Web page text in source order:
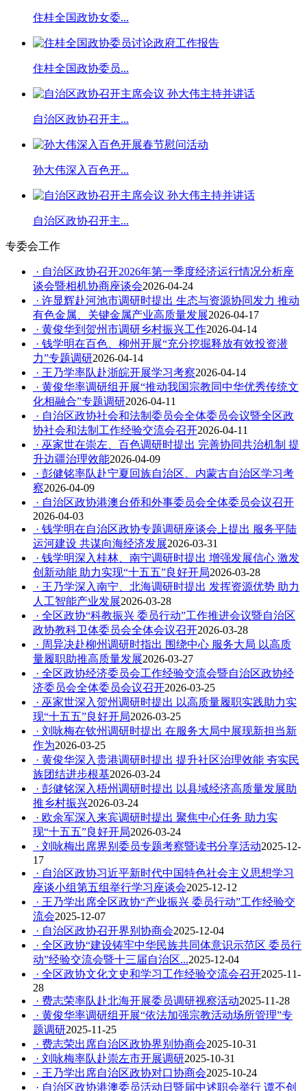
住桂全国政协女委...
住桂全国政协委员...
自治区政协召开主...
孙大伟深入百色开...
自治区政协召开主...
专委会工作
· 自治区政协召开2026年第一季度经济运行情况分析座
谈会暨相机协商座谈会2026-04-24
· 许显辉赴河池市调研时提出 生态与资源协同发力 推动
有色金属、关键金属产业高质量发展2026-04-17
· 黄俊华到贺州市调研乡村振兴工作2026-04-14
· 钱学明在百色、柳州开展“充分挖掘释放有效投资潜
力”专题调研2026-04-14
· 王乃学率队赴浙皖开展学习考察2026-04-14
· 黄俊华率调研组开展“推动我国宗教同中华优秀传统文
化相融合”专题调研2026-04-11
· 自治区政协社会和法制委员会全体委员会议暨全区政
协社会和法制工作经验交流会召开2026-04-11
· 巫家世在崇左、百色调研时提出 完善协同共治机制 提
升边疆治理效能2026-04-09
· 彭健铭率队赴宁夏回族自治区、内蒙古自治区学习考
察2026-04-09
· 自治区政协港澳台侨和外事委员会全体委员会议召开
2026-04-03
· 钱学明在自治区政协专题调研座谈会上提出 服务平陆
运河建设 共谋向海经济发展2026-03-31
· 钱学明深入桂林、南宁调研时提出 增强发展信心 激发
创新动能 助力实现“十五五”良好开局2026-03-28
· 王乃学深入南宁、北海调研时提出 发挥资源优势 助力
人工智能产业发展2026-03-28
· 全区政协“科教振兴 委员行动”工作推进会议暨自治区
政协教科卫体委员会全体会议召开2026-03-28
· 周异决赴柳州调研时指出 围绕中心 服务大局 以高质
量履职助推高质量发展2026-03-27
· 全区政协经济委员会工作经验交流会暨自治区政协经
济委员会全体委员会议召开2026-03-25
· 巫家世深入贺州调研时提出 以高质量履职实践助力实
现“十五五”良好开局2026-03-25
· 刘咏梅在钦州调研时提出 在服务大局中展现新担当新
作为2026-03-25
· 黄俊华深入贵港调研时提出 提升社区治理效能 夯实民
族团结进步根基2026-03-24
· 彭健铭深入梧州调研时提出 以县域经济高质量发展助
推乡村振兴2026-03-24
· 欧余军深入来宾调研时提出 聚焦中心任务 助力实
现“十五五”良好开局2026-03-24
· 刘咏梅出席界别委员专题考察暨读书分享活动2025-12-
17
· 自治区政协习近平新时代中国特色社会主义思想学习
座谈小组第五组举行学习座谈会2025-12-12
· 王乃学出席全区政协“产业振兴 委员行动”工作经验交
流会2025-12-07
· 自治区政协召开界别协商会2025-12-04
· 全区政协“建设铸牢中华民族共同体意识示范区 委员行
动”经验交流会暨十三届自治区...2025-12-04
· 全区政协文化文史和学习工作经验交流会召开2025-11-
28
· 费志荣率队赴北海开展委员调研视察活动2025-11-28
· 黄俊华率调研组开展“依法加强宗教活动场所管理”专
题调研2025-11-25
· 费志荣出席自治区政协界别协商会2025-10-31
· 刘咏梅率队赴崇左市开展调研2025-10-31
· 王乃学出席自治区政协对口协商会2025-10-24
· 自治区政协港澳委员活动日暨届中述职会举行 谭丕创